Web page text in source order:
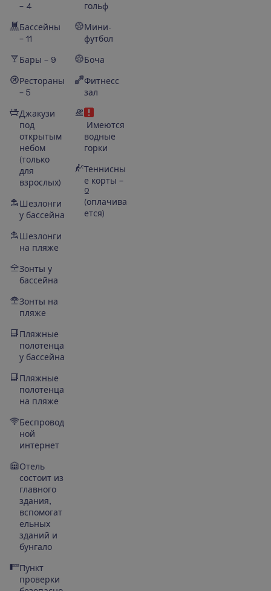
– 4
Бассейны
– 11
Бары – 9
Рестораны
– 5
Джакузи
под
открытым
небом
(только
для
взрослых)
Шезлонги
у бассейна
Шезлонги
на пляже
Зонты у
бассейна
Зонты на
пляже
Пляжные
полотенца
у бассейна
Пляжные
полотенца
на пляже
Беспровод
ной
интернет
Отель
состоит из
главного
здания,
вспомогат
ельных
зданий и
бунгало
Пункт
проверки
гольф
Мини-
футбол
Боча
Фитнесс
зал
Имеются
водные
горки
Теннисны
е корты –
2
(оплачива
ется)